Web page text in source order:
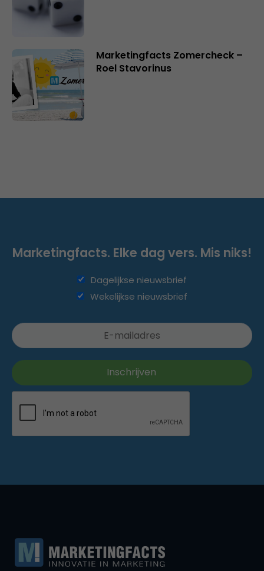
Marketingfacts Zomercheck –
Roel Stavorinus
Marketingfacts. Elke dag vers. Mis niks!
Dagelijkse nieuwsbrief
Wekelijkse nieuwsbrief